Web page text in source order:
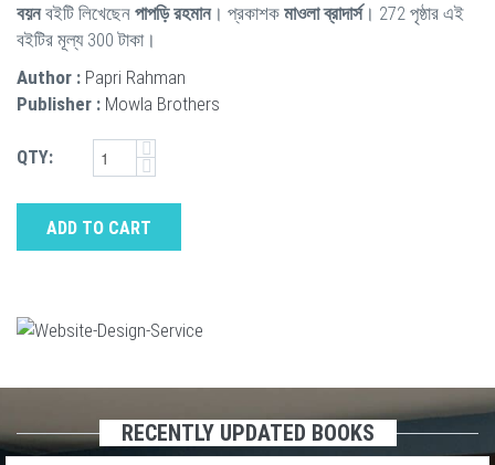
বয়নবইটি লিখেছেন পাপড়ি রহমান। প্রকাশক মাওলা ব্রাদার্স। 272 পৃষ্ঠার এই
বইটির মূল্য 300 টাকা।
Author : Papri Rahman
Publisher : Mowla Brothers
QTY:
ADD TO CART
RECENTLY UPDATED BOOKS